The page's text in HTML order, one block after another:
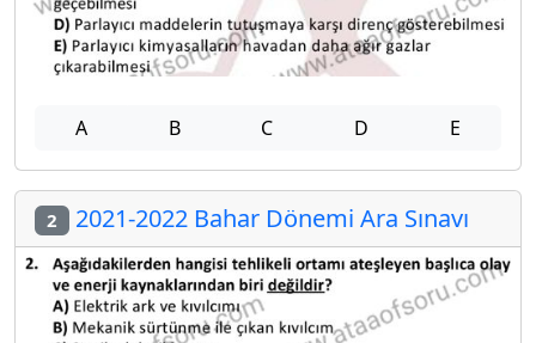
A B C D E
2 2021-2022 Bahar Dönemi Ara Sınavı